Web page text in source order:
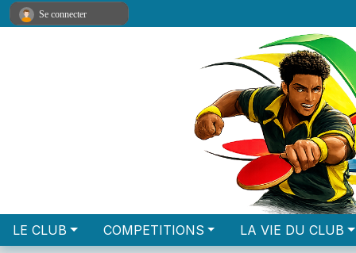
LE CLUB COMPETITIONS LA VIE DU CLUB
Se connecter
Panneau de gestion des cookies